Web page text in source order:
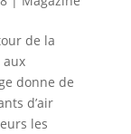
de la
donne de
d’air
les